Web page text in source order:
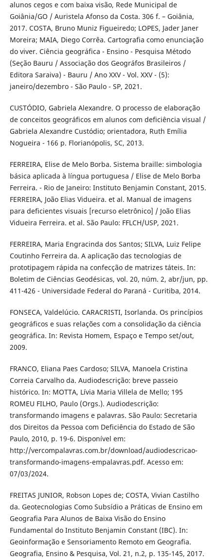
alunos cegos e com baixa visão, Rede Municipal de
Goiânia/GO / Auristela Afonso da Costa. 306 f. – Goiânia,
2017. COSTA, Bruno Muniz Figueiredo; LOPES, Jader Janer
Moreira; MAIA, Diego Corrêa. Cartografia como enunciação
do viver. Ciência geográfica - Ensino - Pesquisa Método
(Seção Bauru / Associação dos Geográfos Brasileiros /
Editora Saraiva) - Bauru / Ano XXV - Vol. XXV - (5):
janeiro/dezembro - São Paulo - SP, 2021.
CUSTÓDIO, Gabriela Alexandre. O processo de elaboração
de conceitos geográficos em alunos com deficiência visual /
Gabriela Alexandre Custódio; orientadora, Ruth Emília
Nogueira - 166 p. Florianópolis, SC, 2013.
FERREIRA, Elise de Melo Borba. Sistema braille: simbologia
básica aplicada à língua portuguesa / Elise de Melo Borba
Ferreira. - Rio de Janeiro: Instituto Benjamin Constant, 2015.
FERREIRA, João Elias Vidueira. et al. Manual de imagens
para deficientes visuais [recurso eletrônico] / João Elias
Vidueira Ferreira. et al. São Paulo: FFLCH/USP, 2021.
FERREIRA, Maria Engracinda dos Santos; SILVA, Luiz Felipe
Coutinho Ferreira da. A aplicação das tecnologias de
prototipagem rápida na confecção de matrizes táteis. In:
Boletim de Ciências Geodésicas, vol. 20, núm. 2, abr/jun, pp.
411-426 - Universidade Federal do Paraná - Curitiba, 2014.
FONSECA, Valdelúcio. CARACRISTI, Isorlanda. Os princípios
geográficos e suas relações com a consolidação da ciência
geográfica. In: Revista Homem, Espaço e Tempo set/out,
2009.
FRANCO, Eliana Paes Cardoso; SILVA, Manoela Cristina
Correia Carvalho da. Audiodescrição: breve passeio
histórico. In: MOTTA, Lívia Maria Villela de Mello; 195
ROMEU FILHO, Paulo (Orgs.). Audiodescrição:
transformando imagens e palavras. São Paulo: Secretaria
dos Direitos da Pessoa com Deficiência do Estado de São
Paulo, 2010, p. 19-6. Disponível em:
http://vercompalavras.com.br/download/audiodescricao-
transformando-imagens-empalavras.pdf. Acesso em:
07/03/2024.
FREITAS JUNIOR, Robson Lopes de; COSTA, Vivian Castilho
da. Geotecnologias Como Subsídio a Práticas de Ensino em
Geografia Para Alunos de Baixa Visão do Ensino
Fundamental do Instituto Benjamin Constant (IBC). In:
Geoinformação e Sensoriamento Remoto em Geografia.
Geografia, Ensino & Pesquisa, Vol. 21, n.2, p. 135-145, 2017.